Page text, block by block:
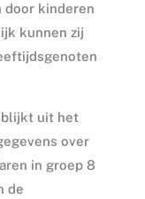
door kinderen
kunnen zij
blijkt uit het
over
in groep 8
de